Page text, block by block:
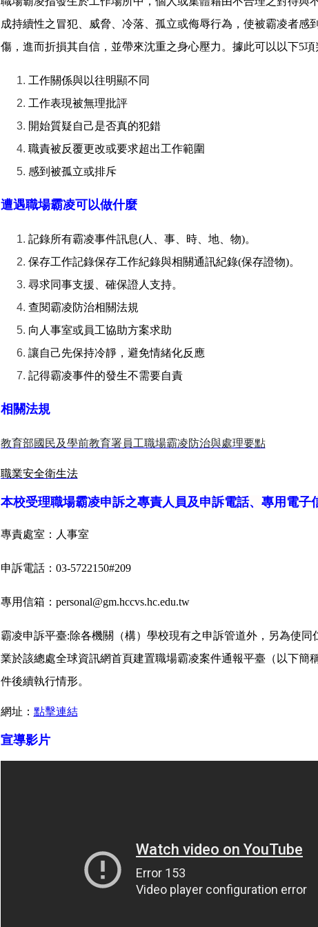
成持續性之冒犯、威脅、冷落、孤立或侮辱行為，使被霸凌者感
傷，進而折損其自信，並帶來沈重之身心壓力。據此可以以下5項
工作關係與以往明顯不同
工作表現被無理批評
開始質疑自己是否真的犯錯
職責被反覆更改或要求超出工作範圍
感到被孤立或排斥
遭遇職場霸凌可以做什麼
記錄所有霸凌事件訊息(人、事、時、地、物)。
保存工作記錄保存工作紀錄與相關通訊紀錄(保存證物)。
尋求同事支援、確保證人支持。
查閱霸凌防治相關法規
向人事室或員工協助方案求助
讓自己先保持冷靜，避免情緒化反應
記得霸凌事件的發生不需要自責
相關法規
教育部國民及學前教育署員工職場霸凌防治與處理要點
職業安全衛生法
本校受理職場霸凌申訴之專責人員及申訴電話、專用電子
專責處室：人事室
申訴電話： 03-5722150#209
專用信箱： personal@gm.hccvs.hc.edu.tw
霸凌申訴平臺:除各機關（構）學校現有之申訴管道外，另為使
業於該總處全球資訊網首頁建置職場霸凌案件通報平臺（以下簡
件後續執行情形。
網址： 點擊連結
宣導影片